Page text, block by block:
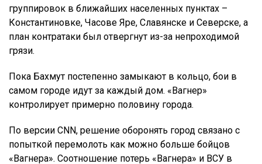
группировок в ближайших населенных пунктах –
Константиновке, Часове Яре, Славянске и Северске, а
план контратаки был отвергнут из-за непроходимой
грязи.
Пока Бахмут постепенно замыкают в кольцо, бои в
самом городе идут за каждый дом. «Вагнер»
контролирует примерно половину города.
По версии CNN, решение оборонять город связано с
попыткой перемолоть как можно больше бойцов
«Вагнера». Соотношение потерь «Вагнера» и ВСУ в